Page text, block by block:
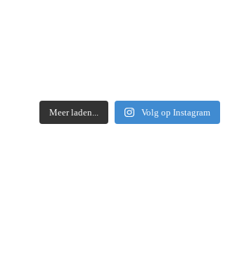
Meer laden... Volg op Instagram